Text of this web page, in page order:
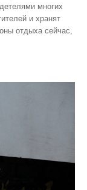
многих
и хранят
отдыха сейчас,